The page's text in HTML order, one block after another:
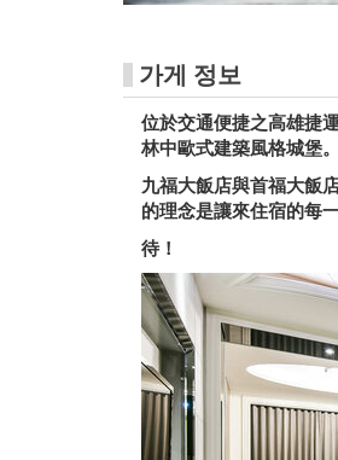
가게 정보
位於交通便捷之高雄捷
林中歐式建築風格城堡。
九福大飯店與首福大飯
的理念是讓來住宿的每
待！